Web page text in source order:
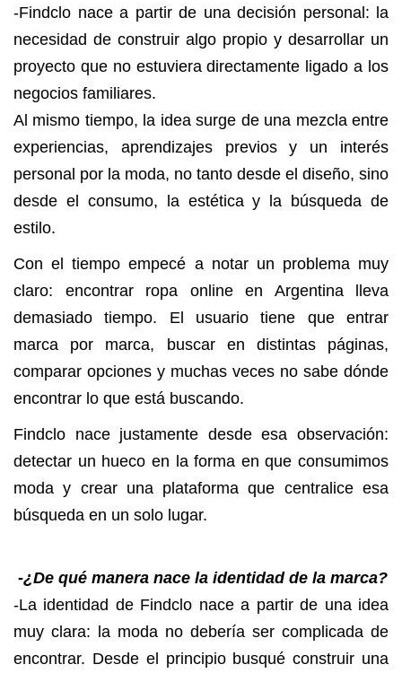
-Findclo nace a partir de una decisión personal: la
necesidad de construir algo propio y desarrollar un
proyecto que no estuviera directamente ligado a los
negocios familiares.
Al mismo tiempo, la idea surge de una mezcla entre
experiencias, aprendizajes previos y un interés
personal por la moda, no tanto desde el diseño, sino
desde el consumo, la estética y la búsqueda de
estilo.
Con el tiempo empecé a notar un problema muy
claro: encontrar ropa online en Argentina lleva
demasiado tiempo. El usuario tiene que entrar
marca por marca, buscar en distintas páginas,
comparar opciones y muchas veces no sabe dónde
encontrar lo que está buscando.
Findclo nace justamente desde esa observación:
detectar un hueco en la forma en que consumimos
moda y crear una plataforma que centralice esa
búsqueda en un solo lugar.
-¿De qué manera nace la identidad de la marca?
-La identidad de Findclo nace a partir de una idea
muy clara: la moda no debería ser complicada de
encontrar. Desde el principio busqué construir una